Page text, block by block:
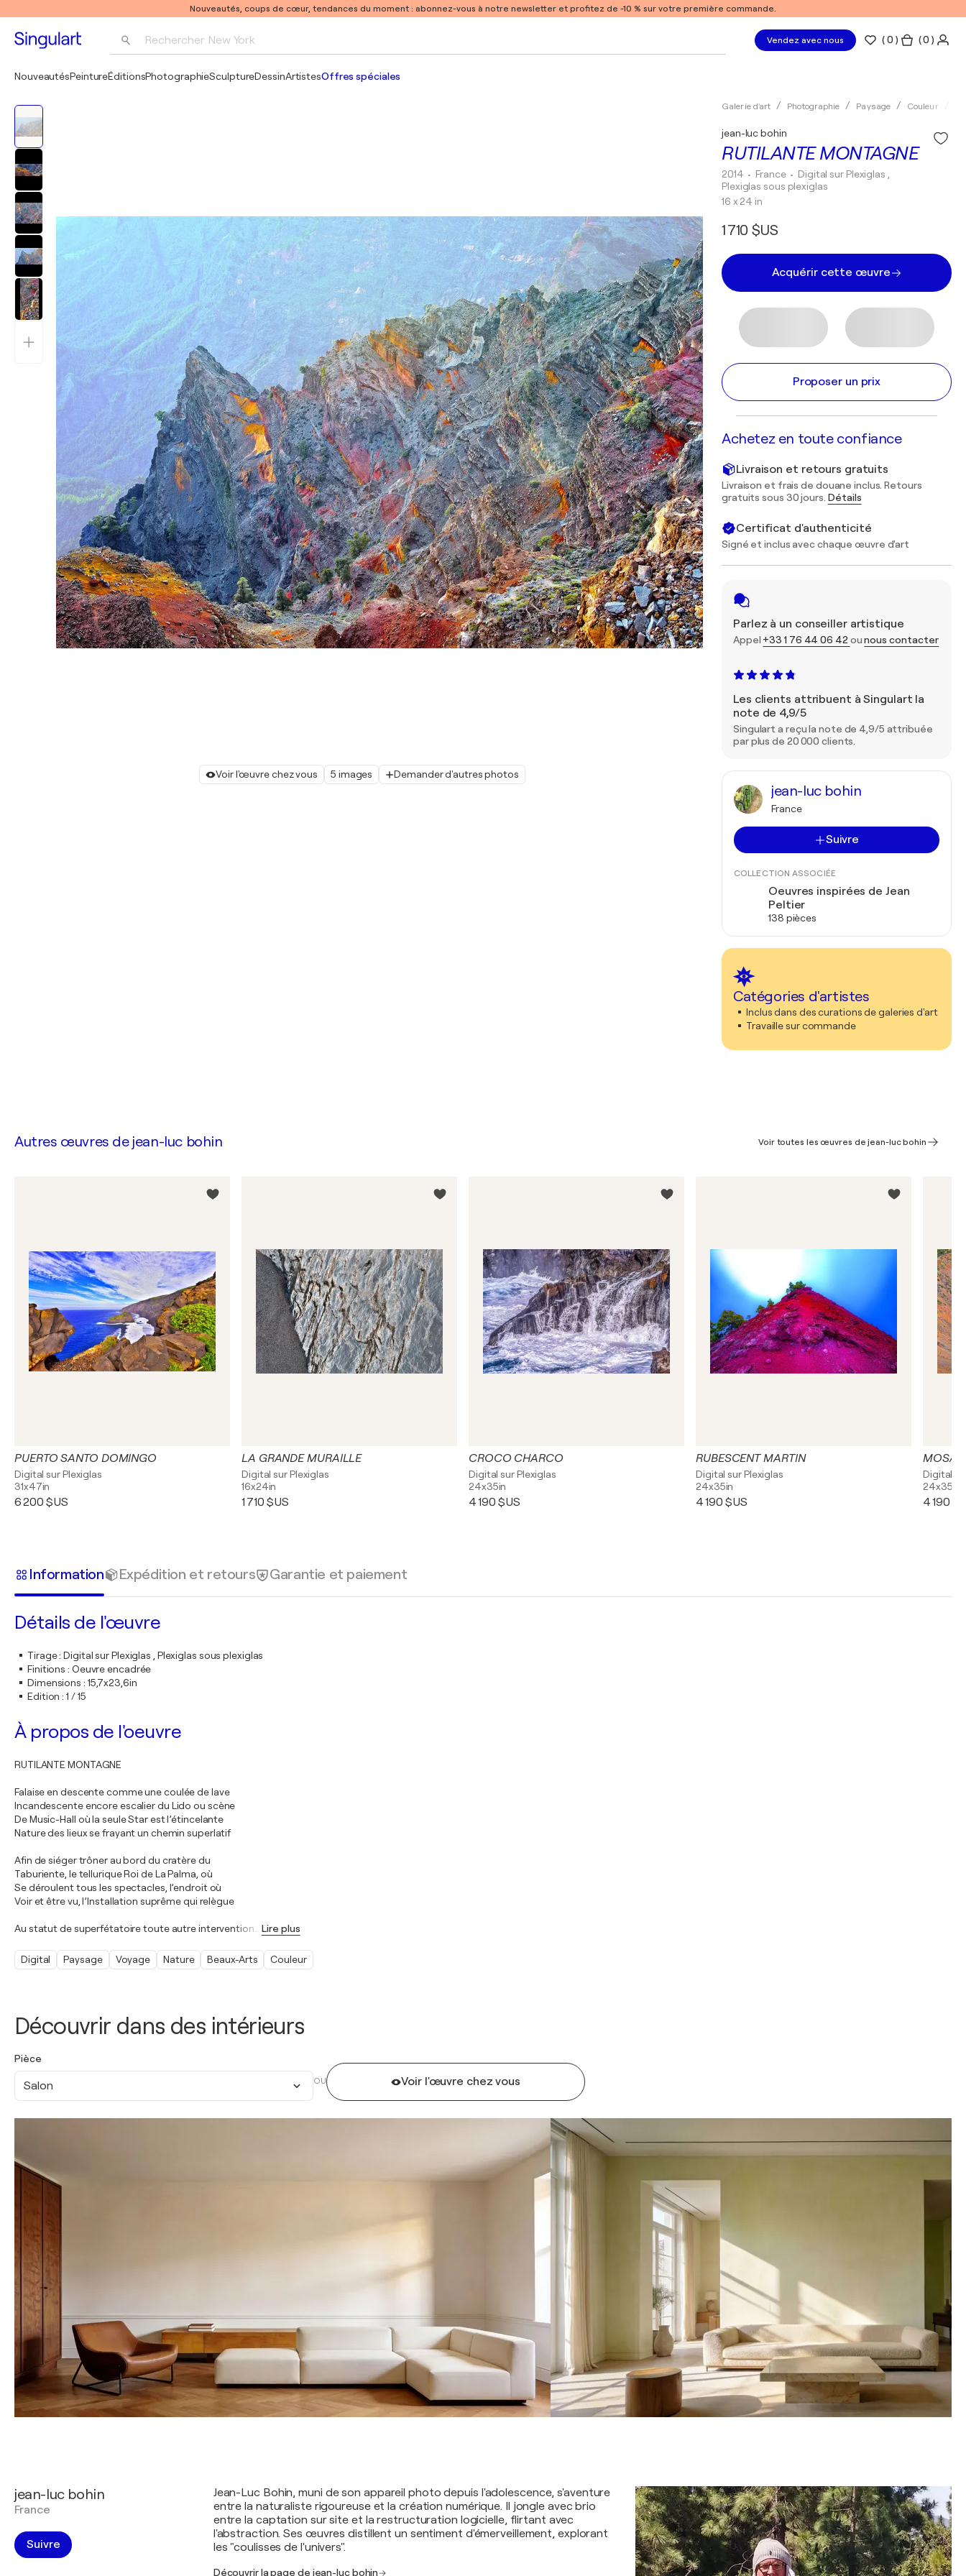
Nouveautés, coups de cœur, tendances du moment : abonnez-vous à notre newsletter et profitez de -10 % sur votre première commande.
Rechercher New York Vendez avec nous (0 ) ( 0 )
NouveautésPeintureÉditionsPhotographieSculptureDessinArtistesOffres spéciales
Voir l'œuvre chez vous 5 images Demander d'autres photos
Galerie d'art Photographie Paysage Couleur
RUTILANTE MONTAGNE
jean-luc bohin
2014 • France • Digital sur Plexiglas ,
Plexiglas sous plexiglas
16 x 24 in
1 710 $US
Acquérir cette œuvre
Proposer un prix
Achetez en toute confiance
Livraison et retours gratuits
Livraison et frais de douane inclus. Retours
gratuits sous 30 jours. Détails
Certificat d'authenticité
Signé et inclus avec chaque œuvre d'art
Parlez à un conseiller artistique
Appel +33 1 76 44 06 42 ounous contacter
Les clients attribuent à Singulart la
note de 4,9/5
Singulart a reçu la note de 4,9/5 attribuée
par plus de 20 000 clients.
jean-luc bohin
France
Suivre
COLLECTION ASSOCIÉE
Oeuvres inspirées de Jean
Peltier
138 pièces
Catégories d'artistes
Inclus dans des curations de galeries d'art
Travaille sur commande
Découvrir dans des intérieurs
Pièce
Salon OU Voir l'œuvre chez vous
Autres œuvres de jean-luc bohin Voir toutes les œuvres de jean-luc bohin
PUERTO SANTO DOMINGO
Digital sur Plexiglas
31x47in
6 200 $US
LA GRANDE MURAILLE
Digital sur Plexiglas
16x24in
1 710 $US
CROCO CHARCO
Digital sur Plexiglas
24x35in
4 190 $US
RUBESCENT MARTIN
Digital sur Plexiglas
24x35in
4 190 $US
Digital
24x35in
4 190
Information Expédition et retours Garantie et paiement
Détails de l'œuvre
Tirage:Digital sur Plexiglas , Plexiglas sous plexiglas
Finitions : Oeuvre encadrée
Dimensions : 15,7x23,6in
Edition :1 / 15
À propos de l'oeuvre
RUTILANTE MONTAGNE
Falaise en descente comme une coulée de lave
Incandescente encore escalier du Lido ou scène
De Music-Hall où la seule Star est l’étincelante
Nature des lieux se frayant un chemin superlatif
Afin de siéger trôner au bord du cratère du
Taburiente, le tellurique Roi de La Palma, où
Se déroulent tous les spectacles, l’endroit où
Voir et être vu, l’Installation suprême qui relègue
Au statut de superfétatoire toute autre intervention Lire plus
Digital Paysage Voyage Nature Beaux-Arts Couleur
jean-luc bohin
France
Suivre
Jean-Luc Bohin, muni de son appareil photo depuis l'adolescence, s'aventure
entre la naturaliste rigoureuse et la création numérique. Il jongle avec brio
entre la captation sur site et la restructuration logicielle, flirtant avec
l'abstraction. Ses œuvres distillent un sentiment d'émerveillement, explorant
les "coulisses de l'univers".
Découvrir la page de jean-luc bohin